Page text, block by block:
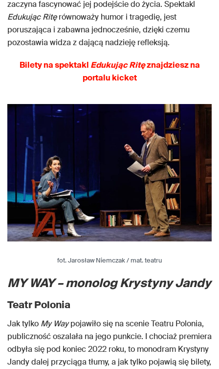
zaczyna fascynować jej podejście do życia. Spektakl
Edukując Ritęrównoważy humor i tragedię, jest
poruszająca i zabawna jednocześnie, dzięki czemu
pozostawia widza z dającą nadzieję refleksją.
Bilety na spektakl Edukując Ritęznajdziesz na
portalu kicket
fot. Jarosław Niemczak / mat. teatru
MY WAY – monolog Krystyny Jandy
Teatr Polonia
Jak tylko My Waypojawiło się na scenie Teatru Polonia,
publiczność oszalała na jego punkcie. I chociaż premiera
odbyła się pod koniec 2022 roku, to monodram Krystyny
Jandy dalej przyciąga tłumy, a jak tylko pojawią się bilety,